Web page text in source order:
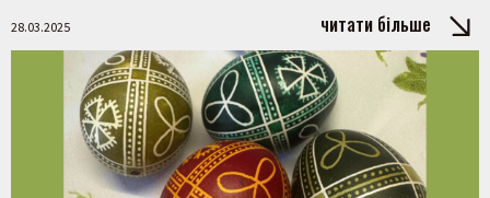
28.03.2025 читати більше